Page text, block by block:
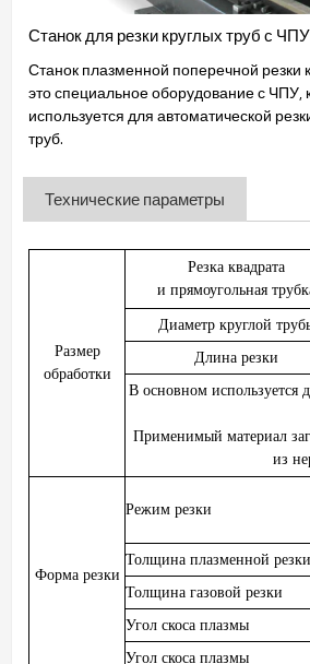
Станок для резки круглых труб с ЧПУ
Станок плазменной поперечной
это специальное оборудование с ЧПУ,
используется для автоматической
труб.
Технические параметры
Размер
обработки
Резка квадрата
и прямоугольная
Диаметр круглой
Длина резки
В основном используется
Применимый материал
из
Форма резки
Режим резки
Толщина плазменной резки
Толщина газовой резки
Угол скоса плазмы
Угол скоса плазмы